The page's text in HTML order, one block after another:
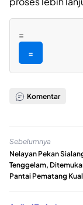
=
=
Komentar
Sebelumnya
Nelayan Pekan
Tenggelam,
Pantai Pematang